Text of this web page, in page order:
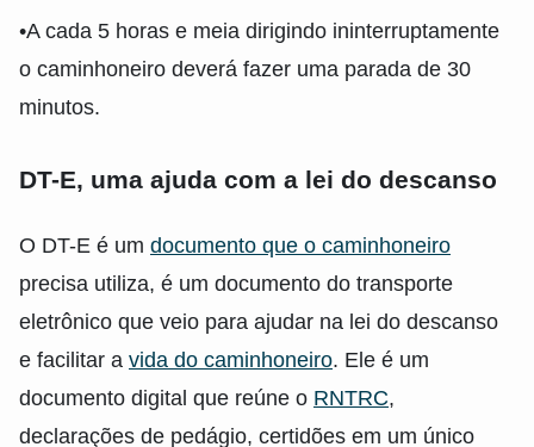
•A cada 5 horas e meia dirigindo ininterruptamente
o caminhoneiro deverá fazer uma parada de 30
minutos.
DT-E, uma ajuda com a lei do descanso
O DT-E é um documento que o caminhoneiro
precisa utiliza, é um documento do transporte
eletrônico que veio para ajudar na lei do descanso
e facilitar a vida do caminhoneiro. Ele é um
documento digital que reúne o RNTRC,
declarações de pedágio, certidões em um único